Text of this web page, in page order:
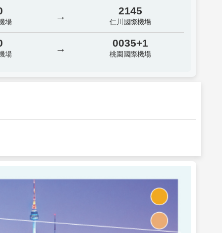
場 → 2145
仁川國際機場
場 → 0035+1
桃園國際機場